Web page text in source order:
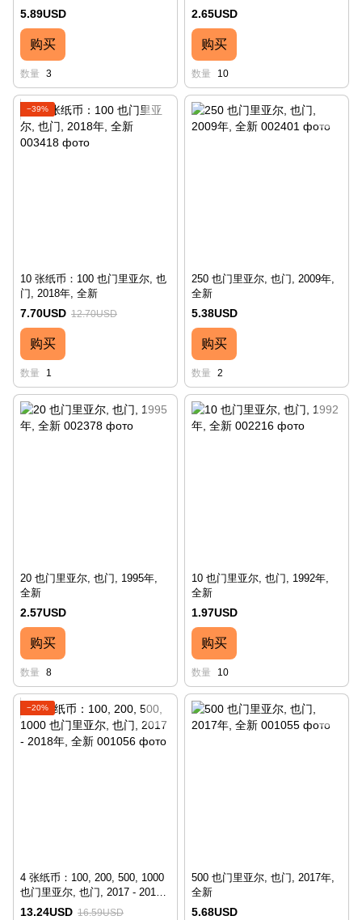
5.89USD
购买
数量 3
2.65USD
购买
数量 10
−39%
10 张纸币：100 也门里亚尔, 也
门, 2018年, 全新
7.70USD 12.70USD
购买
数量 1
250 也门里亚尔, 也门, 2009年,
全新
5.38USD
购买
数量 2
20 也门里亚尔, 也门, 1995年,
全新
2.57USD
购买
数量 8
10 也门里亚尔, 也门, 1992年,
全新
1.97USD
购买
数量 10
−20%
4 张纸币：100, 200, 500, 1000
也门里亚尔, 也门, 2017 - 2018
年, 全新
13.24USD 16.59USD
500 也门里亚尔, 也门, 2017年,
全新
5.68USD